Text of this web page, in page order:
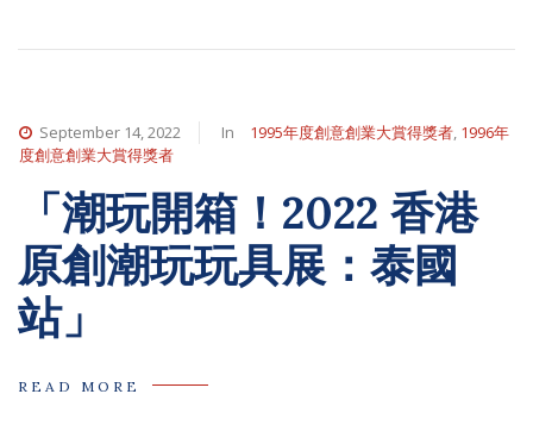
September 14, 2022 In 1995年度創意創業大賞得獎者, 1996年
度創意創業大賞得獎者
「潮玩開箱！2022 香港
原創潮玩玩具展：泰國
站」
READ MORE